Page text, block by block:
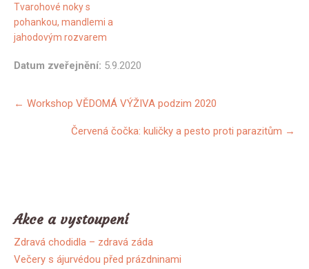
Tvarohové noky s
pohankou, mandlemi a
jahodovým rozvarem
Datum zveřejnění: 5.9.2020
Další
← Workshop VĚDOMÁ VÝŽIVA podzim 2020
Červená čočka: kuličky a pesto proti parazitům →
Akce a vystoupení
Zdravá chodidla – zdravá záda
Večery s ájurvédou před prázdninami